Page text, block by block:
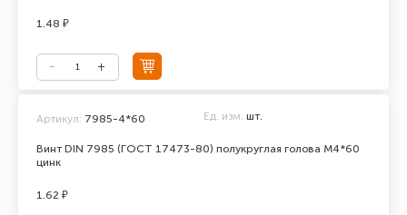
1.48 ₽
Винт DIN 7985 (ГОСТ 17473-80) полукруглая голова М4*60
цинк
Артикул: 7985-4*60 Ед. изм. шт.
1.62 ₽